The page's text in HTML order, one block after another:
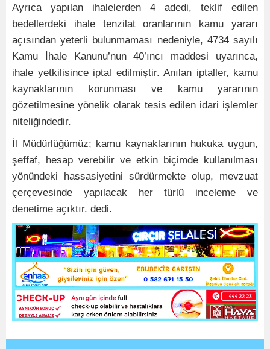
Ayrıca yapılan ihalelerden 4 adedi, teklif edilen
bedellerdeki ihale tenzilat oranlarının kamu yararı
açısından yeterli bulunmaması nedeniyle, 4734 sayılı
Kamu İhale Kanunu’nun 40’ıncı maddesi uyarınca,
ihale yetkilisince iptal edilmiştir. Anılan iptaller, kamu
kaynaklarının korunması ve kamu yararının
gözetilmesine yönelik olarak tesis edilen idari işlemler
niteliğindedir.
İl Müdürlüğümüz; kamu kaynaklarının hukuka uygun,
şeffaf, hesap verebilir ve etkin biçimde kullanılması
yönündeki hassasiyetini sürdürmekte olup, mevzuat
çerçevesinde yapılacak her türlü inceleme ve
denetime açıktır. dedi.